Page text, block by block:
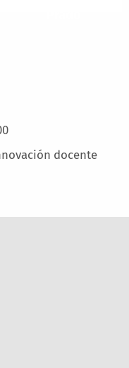
docente